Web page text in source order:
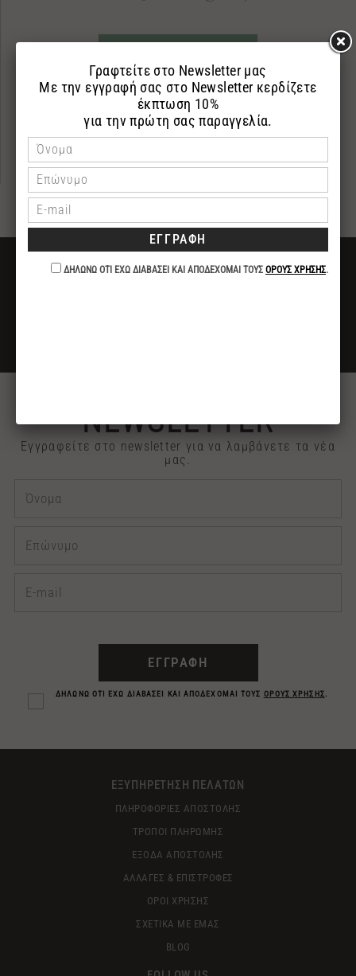
ΠΕΡΙΓΡΑΦΗ
ΕΠΙΣΤΡΟΦΕΣ
ΠΛΗΡΩΜΗ
ΔΩΡΕΑΝ ΜΕΤΑΦΟΡΙΚΑ
ΓΙΑ ΑΓΟΡΕΣ ΑΝΩ ΤΩΝ 40€
NEWSLETTER
Εγγραφείτε στο newsletter για να λαμβάνετε τα νέα
μας.
ΕΓΓΡΑΦΗ
ΔΗΛΩΝΩ ΟΤΙ ΕΧΩ ΔΙΑΒΑΣΕΙ ΚΑΙ ΑΠΟΔΕΧΟΜΑΙ ΤΟΥΣ ΟΡΟΥΣ ΧΡΗΣΗΣ.
ΕΞΥΠΗΡΕΤΗΣΗ ΠΕΛΑΤΩΝ
ΠΛΗΡΟΦΟΡΙΕΣ ΑΠΟΣΤΟΛΗΣ
ΤΡΟΠΟΙ ΠΛΗΡΩΜΗΣ
ΕΞΟΔΑ ΑΠΟΣΤΟΛΗΣ
ΑΛΛΑΓΕΣ & ΕΠΙΣΤΡΟΦΕΣ
ΟΡΟΙ ΧΡΗΣΗΣ
ΣΧΕΤΙΚΑ ΜΕ ΕΜΑΣ
BLOG